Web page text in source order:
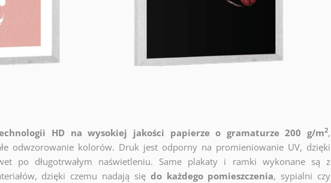
HD na wysokiej jakości papierze o gramaturze 200 g/m2,
odwzorowanie kolorów. Druk jest odporny na promieniowanie UV, dzięki
po długotrwałym naświetleniu. Same plakaty i ramki wykonane są z
dzięki czemu nadają się do każdego pomieszczenia, sypialni czy